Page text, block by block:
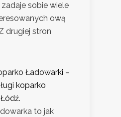
sobie wiele
ową
drugiej stron
Ładowarki –
koparko
to jak